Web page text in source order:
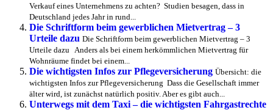
Verkauf eines Unternehmens zu achten? Studien besagen, dass in
Deutschland jedes Jahr in rund...
Die Schriftform beim gewerblichen Mietvertrag – 3
Urteile dazu Die Schriftform beim gewerblichen Mietvertrag – 3
Urteile dazu Anders als bei einem herkömmlichen Mietvertrag für
Wohnräume findet bei einem...
Die wichtigsten Infos zur Pflegeversicherung Übersicht: die
wichtigsten Infos zur Pflegeversicherung Dass die Gesellschaft immer
älter wird, ist zunächst natürlich positiv. Aber es gibt auch...
Unterwegs mit dem Taxi – die wichtigsten Fahrgastrechte